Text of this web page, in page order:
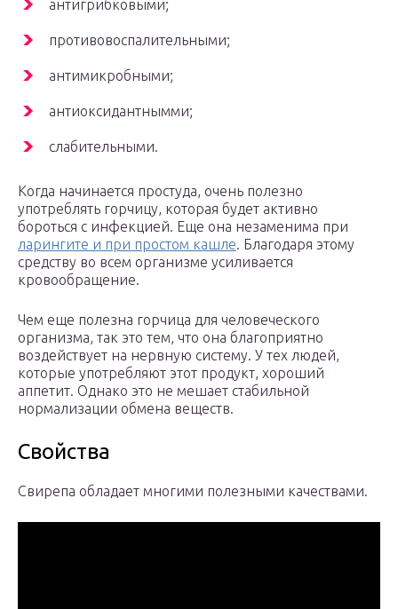
антигрибковыми;
противовоспалительными;
антимикробными;
антиоксидантнымми;
слабительными.
Когда начинается простуда, очень полезно
употреблять горчицу, которая будет активно
бороться с инфекцией. Еще она незаменима при
ларингите и при простом кашле. Благодаря этому
средству во всем организме усиливается
кровообращение.
Чем еще полезна горчица для человеческого
организма, так это тем, что она благоприятно
воздействует на нервную систему. У тех людей,
которые употребляют этот продукт, хороший
аппетит. Однако это не мешает стабильной
нормализации обмена веществ.
Свойства
Свирепа обладает многими полезными качествами.